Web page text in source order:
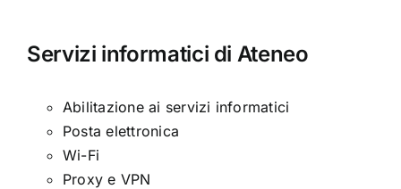
Servizi informatici di Ateneo
Abilitazione ai servizi informatici
Posta elettronica
Wi-Fi
Proxy e VPN